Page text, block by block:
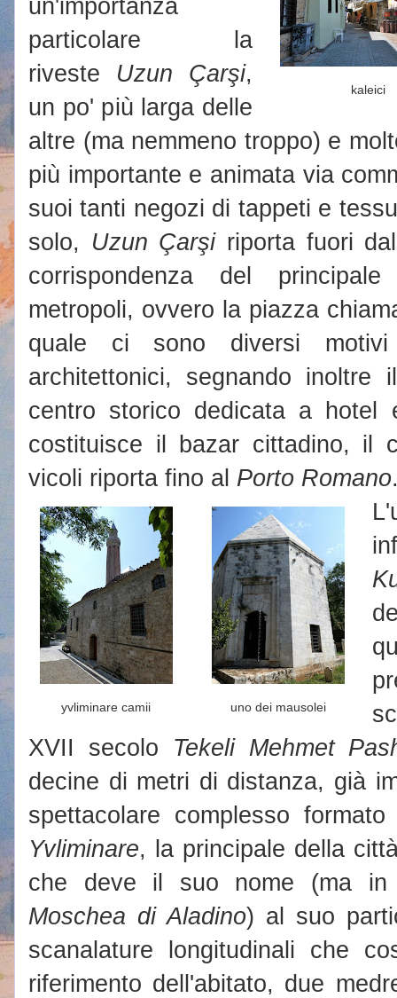
kaleici
particolare la
riveste Uzun Çarşi,
un po' più larga delle
altre (ma nemmeno troppo) e
più importante e animata via
suoi tanti negozi di tappeti e
solo, Uzun Çarşiriporta fuori
corrispondenza del
metropoli, ovvero la piazza
quale ci sono diversi
architettonici, segnando
centro storico dedicata a hotel
costituisce il bazar cittadino, il
vicoli riporta fino al Porto Romano
yvliminare camii uno dei mausolei
XVII secolo Tekeli Mehmet
decine di metri di distanza, già
spettacolare complesso
Yvliminare, la principale della
che deve il suo nome (ma in
Moschea di Aladino) al suo
scanalature longitudinali che
riferimento dell'abitato, due